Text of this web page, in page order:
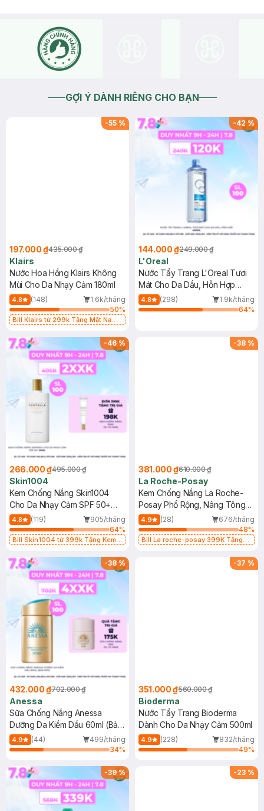
GỢI Ý DÀNH RIÊNG CHO BẠN
-55 %
197.000 ₫435.000 ₫
Klairs
Nước Hoa Hồng Klairs Không
Mùi Cho Da Nhạy Cảm 180ml
4.8 (148)
1.6k/tháng
50%
Bill Klairs từ 299k Tặng Mặt Nạ
25ml (SL Có Hạn)
-42%
144.000 ₫249.000 ₫
L'Oreal
Nước Tẩy Trang L'Oreal Tươi
Mát Cho Da Dầu, Hỗn Hợp
400ml
4.8 (298)
1.9k/tháng
64%
-46%
266.000 ₫495.000 ₫
Skin1004
Kem Chống Nắng Skin1004
Cho Da Nhạy Cảm SPF 50+
50ml
4.8 (119)
905/tháng
64%
Bill Skin1004 từ 399k Tặng Kem
SPF 50+ 20ml (SL Có Hạn)
-38 %
381.000 ₫610.000 ₫
La Roche-Posay
Kem Chống Nắng La Roche-
Posay Phổ Rộng, Nâng Tông
Kiềm Dầu 50ml
4.9 (28)
676/tháng
48%
Bill La roche-posay 399K Tặng
-38%
432.000 ₫702.000 ₫
Anessa
Sữa Chống Nắng Anessa
Dưỡng Da Kiềm Dầu 60ml (Bản
Mới)
4.9 (44)
499/tháng
34%
-37 %
351.000 ₫560.000 ₫
Bioderma
Nước Tẩy Trang Bioderma
Dành Cho Da Nhạy Cảm 500ml
4.9 (228)
832/tháng
49%
-39% -23 %